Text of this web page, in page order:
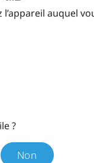
l’appareil auquel
?
Non